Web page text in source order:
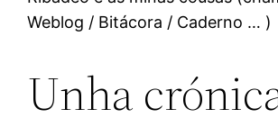
Weblog / Bitácora / Caderno … )
Unha